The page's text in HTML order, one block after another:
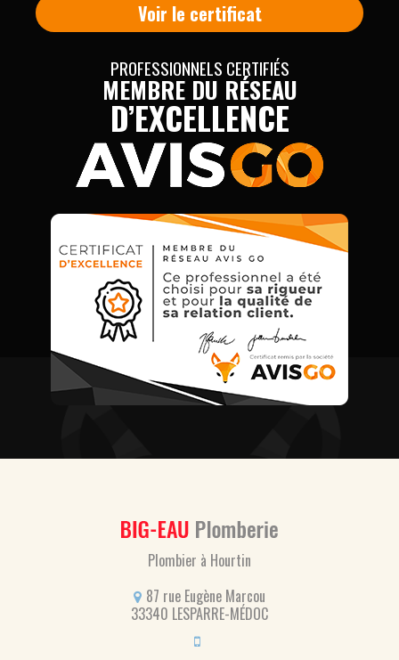
Voir le certificat
PROFESSIONNELS CERTIFIÉS
MEMBRE DU RÉSEAU
D’EXCELLENCE
Plombier à Hourtin
87 rue Eugène Marcou
33340 LESPARRE-MÉDOC